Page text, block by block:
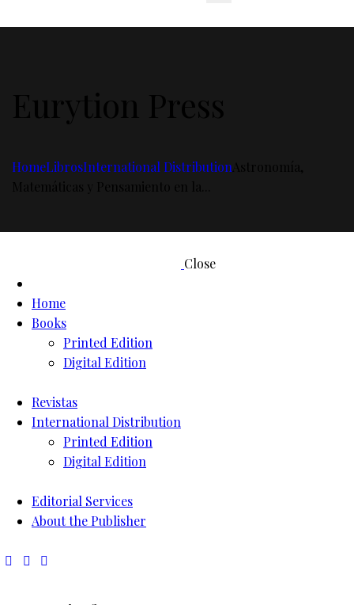
HomeLibrosInternational Distribution
Close
Home
Books
Printed Edition
Digital Edition
Revistas
International Distribution
Printed Edition
Digital Edition
Editorial Services
About the Publisher